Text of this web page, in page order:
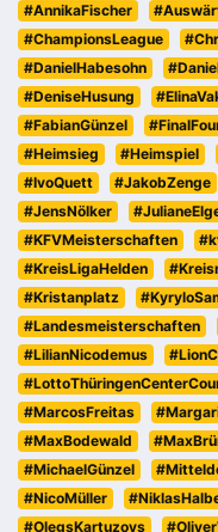
#AnnikaFischer
#ChampionsLeague
#DanielHabesohn
#DeniseHusung
#FabianGünzel
#Heimsieg
#Heimspiel
#IvoQuett
#JakobZenge
#JensNölker
#KFVMeisterschaften
#KreisLigaHelden
#Kristanplatz
#Landesmeisterschaften
#LilianNicodemus
#MarcosFreitas
#MaxBodewald
#MichaelGünzel
#NicoMüller
#OlegsKartuzovs